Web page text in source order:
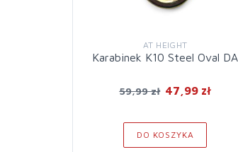
AT HEIGHT
Karabinek K10 Steel Oval DA
59,99 zł 47,99 zł
DO KOSZYKA